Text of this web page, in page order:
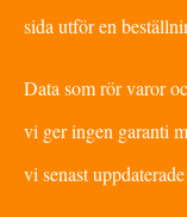
sida utför en
Data som rör varor
vi ger ingen garanti
vi senast